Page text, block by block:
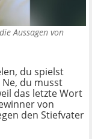
Aussagen von
du spielst
Ne, du musst
das letzte Wort
von
den Stiefvater